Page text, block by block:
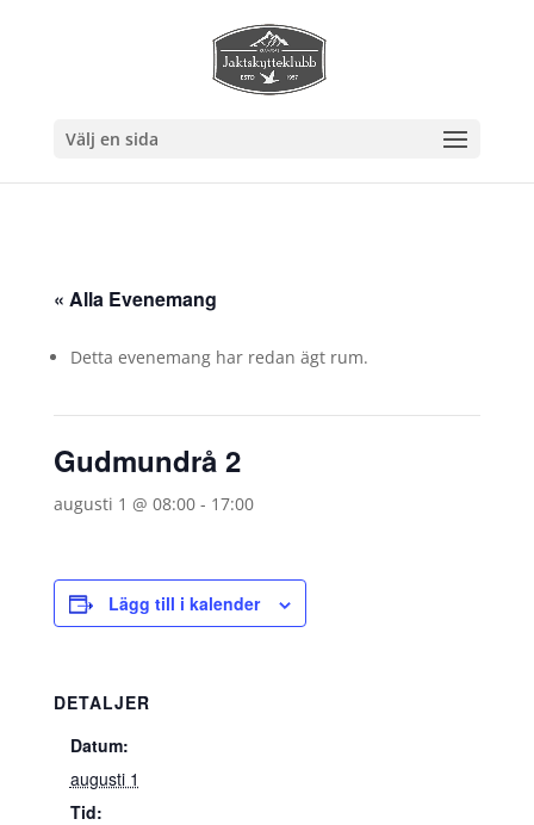
Välj en sida
« Alla Evenemang
Detta evenemang har redan ägt rum.
Gudmundrå 2
augusti 1 @ 08:00- 17:00
Lägg till i kalender
DETALJER
Datum:
augusti 1
Tid: